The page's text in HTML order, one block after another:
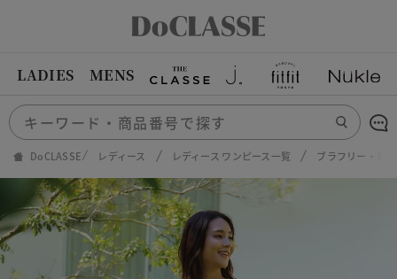
LADIES MENS
DoCLASSE レディース レディース ワンピース一覧 ブラフリー・異